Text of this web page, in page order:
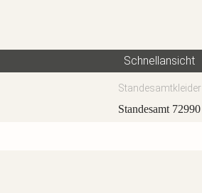
Schnellansicht
Standesamtkleider
Standesamt 72990